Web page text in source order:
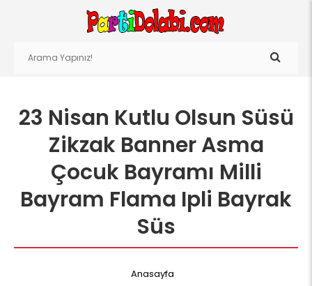
23 Nisan Kutlu Olsun Süsü
Zikzak Banner Asma
Çocuk Bayramı Milli
Bayram Flama Ipli Bayrak
Süs
Anasayfa